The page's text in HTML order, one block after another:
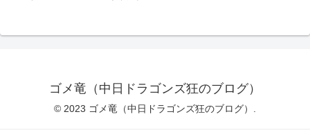
ゴメ竜（中日ドラゴンズ狂のブログ）
© 2023 ゴメ竜（中日ドラゴンズ狂のブログ）.